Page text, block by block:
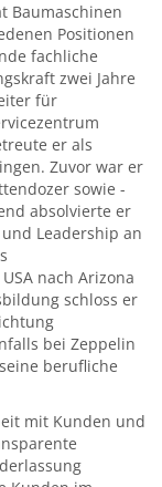
Baumaschinen
Positionen
fachliche
zwei Jahre
für
er als
Zuvor war er
sowie -
absolvierte er
Leadership an
nach Arizona
schloss er
bei Zeppelin
berufliche
mit Kunden und